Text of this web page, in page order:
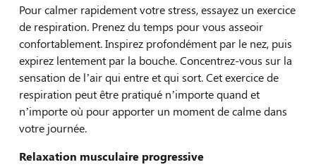
Pour calmer rapidement votre stress, essayez un exercice
de respiration. Prenez du temps pour vous asseoir
confortablement. Inspirez profondément par le nez, puis
expirez lentement par la bouche. Concentrez-vous sur la
sensation de l’air qui entre et qui sort. Cet exercice de
respiration peut être pratiqué n’importe quand et
n’importe où pour apporter un moment de calme dans
votre journée.
Relaxation musculaire progressive